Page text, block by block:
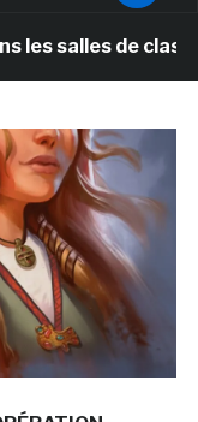
de classe des